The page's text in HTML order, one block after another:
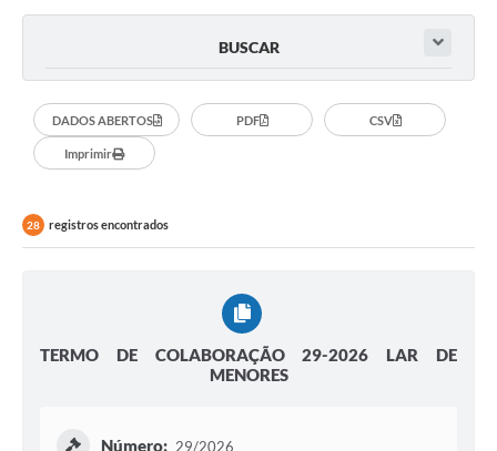
BUSCAR
DADOS ABERTOS PDF CSV
Imprimir
28 registros encontrados
TERMO DE COLABORAÇÃO 29-2026 LAR DE
MENORES
Número: 29/2026